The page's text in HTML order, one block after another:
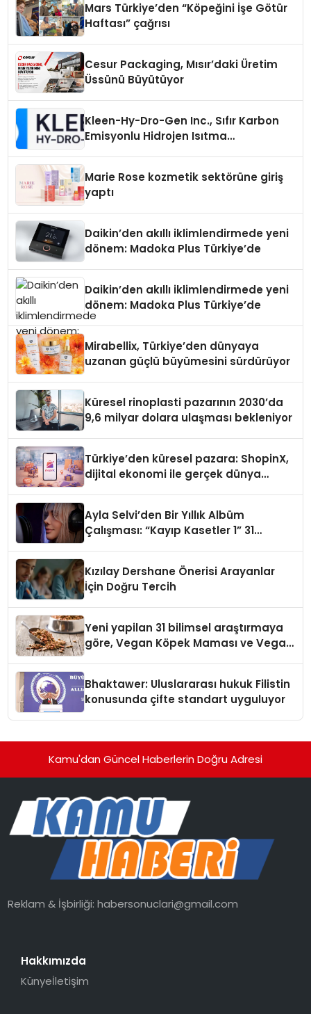
Mars Türkiye’den “Köpeğini İşe Götür
Haftası” çağrısı
Cesur Packaging, Mısır’daki Üretim
Üssünü Büyütüyor
Kleen-Hy-Dro-Gen Inc., Sıfır Karbon
Emisyonlu Hidrojen Isıtma
Marie Rose kozmetik sektörüne giriş
yaptı
Daikin’den akıllı iklimlendirmede yeni
dönem: Madoka Plus Türkiye’de
Daikin’den akıllı iklimlendirmede yeni
dönem: Madoka Plus Türkiye’de
Mirabellix, Türkiye’den dünyaya
uzanan güçlü büyümesini sürdürüyor
Küresel rinoplasti pazarının 2030’da
9,6 milyar dolara ulaşması bekleniyor
Türkiye’den küresel pazara: ShopinX,
dijital ekonomi ile gerçek dünya
Ayla Selvi’den Bir Yıllık Albüm
Çalışması: “Kayıp Kasetler 1” 31
Kızılay Dershane Önerisi Arayanlar
İçin Doğru Tercih
Yeni yapilan 31 bilimsel araştırmaya
göre, Vegan Köpek Maması ve Vegan
Bhaktawer: Uluslararası hukuk Filistin
konusunda çifte standart uyguluyor
Kamu'dan Güncel Haberlerin Doğru Adresi
Reklam & İşbirliği:habersonuclari@gmail.com
Hakkımızda
Künyeİletişim